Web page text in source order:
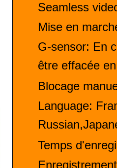
Seamless
Mise en
G-sensor: En
être effacée
Blocage
Language:
Temps